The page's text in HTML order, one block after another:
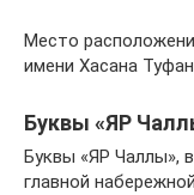
Место
имени Хасана
Буквы «ЯР
Буквы «ЯР Чаллы»,
главной